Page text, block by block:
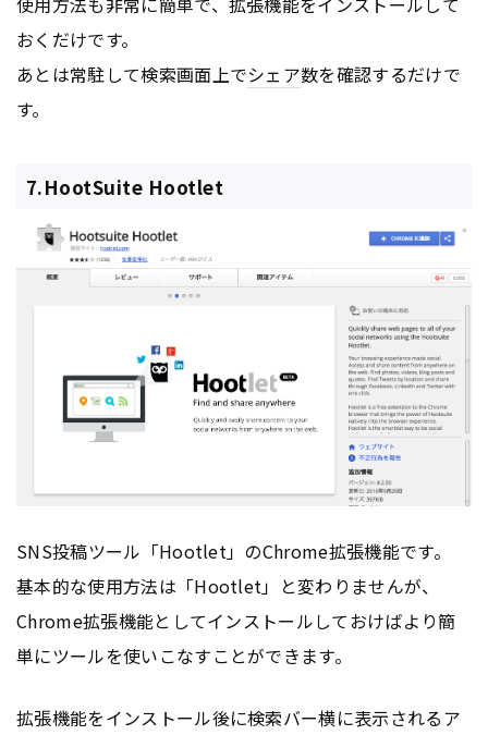
おくだけです。
あとは常駐して検索画面上でシェア数を確認するだけで
す。
7.HootSuite Hootlet
SNS投稿ツール「Hootlet」のChrome拡張機能です。
基本的な使用方法は「Hootlet」と変わりませんが、
Chrome拡張機能としてインストールしておけばより簡
単にツールを使いこなすことができます。
拡張機能をインストール後に検索バー横に表示されるア